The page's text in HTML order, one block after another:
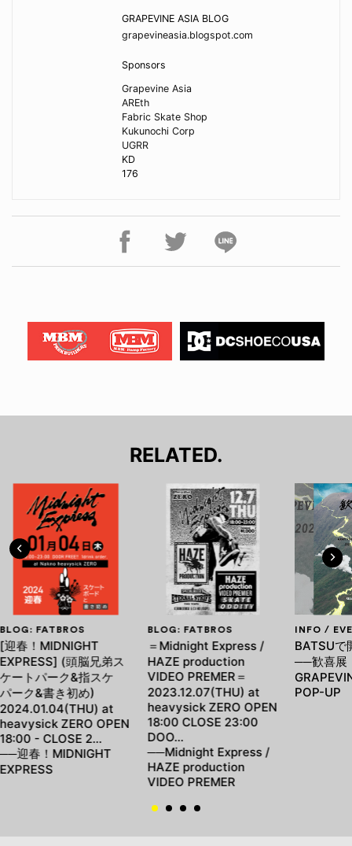
GRAPEVINE ASIA BLOG
grapevineasia.blogspot.com
Sponsors
Grapevine Asia
AREth
Fabric Skate Shop
Kukunochi Corp
UGRR
KD
176
RELATED.
BLOG: FATBROS
[迎春！MIDNIGHT
EXPRESS] (頭脳兄弟ス
ケートパーク&指スケ
パーク&書き初め)
2024.01.04(THU) at
heavysick ZERO OPEN
18:00 - CLOSE 2…
──迎春！MIDNIGHT
EXPRESS
BLOG: FATBROS
＝Midnight Express /
HAZE production
VIDEO PREMER＝
2023.12.07(THU) at
heavysick ZERO OPEN
18:00 CLOSE 23:00
DOO…
──Midnight Express /
HAZE production
VIDEO PREMER
INFO /
BATSUで
──歓喜展
POP-UP